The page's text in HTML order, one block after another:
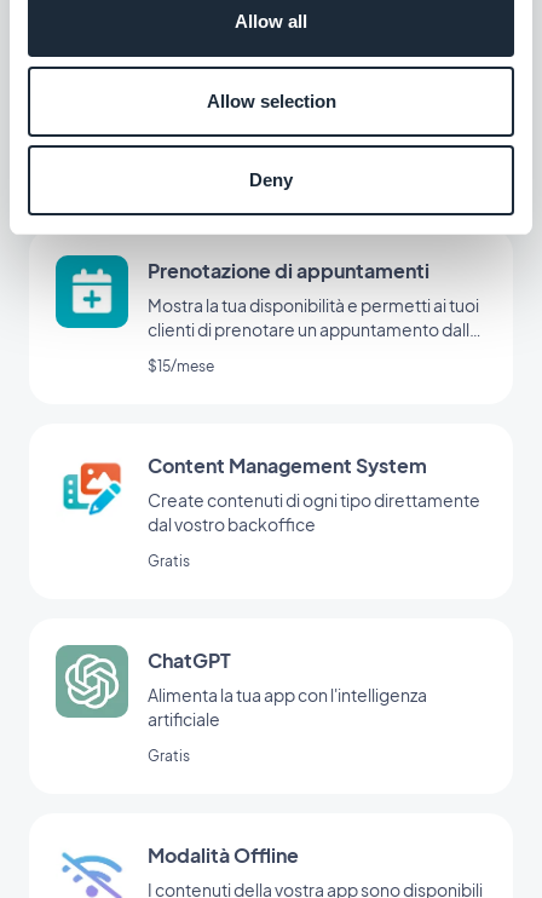
Allow all
Allow selection
Deny
Club Card
Premia i tuoi clienti più fedeli
Prenotazione di appuntamenti
Mostra la tua disponibilità e permetti ai tuoi
clienti di prenotare un appuntamento dalla
tua app
$15/mese
Content Management System
Create contenuti di ogni tipo direttamente
dal vostro backoffice
Gratis
ChatGPT
Alimenta la tua app con l'intelligenza
artificiale
Gratis
Modalità Offline
I contenuti della vostra app sono disponibili